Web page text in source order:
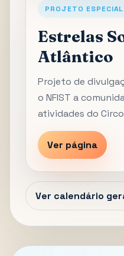
PROJETO ESPECIAL
Estrelas
Atlântico
Projeto de
o NFIST a
atividades do
Ver página
Ver calendário